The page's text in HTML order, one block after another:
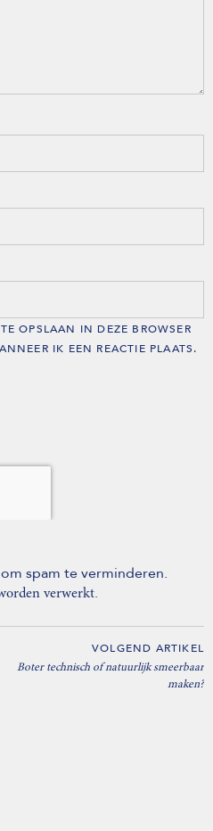
OPSLAAN IN DEZE BROWSER
IK EEN REACTIE PLAATS.
spam te verminderen.
verwerkt.
VOLGEND ARTIKEL
Boter technisch of natuurlijk smeerbaar
maken?